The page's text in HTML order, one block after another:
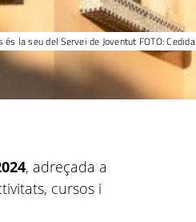
és la seu del Servei de Joventut FOTO: Cedida
, adreçada a
cursos i